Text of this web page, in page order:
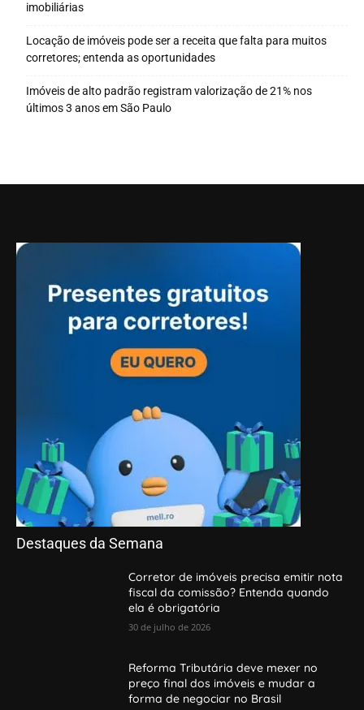
imobiliárias
Locação de imóveis pode ser a receita que falta para muitos
corretores; entenda as oportunidades
Imóveis de alto padrão registram valorização de 21% nos
últimos 3 anos em São Paulo
Destaques da Semana
Corretor de imóveis precisa emitir nota
fiscal da comissão? Entenda quando
ela é obrigatória
30 de julho de 2026
Reforma Tributária deve mexer no
preço final dos imóveis e mudar a
forma de negociar no Brasil